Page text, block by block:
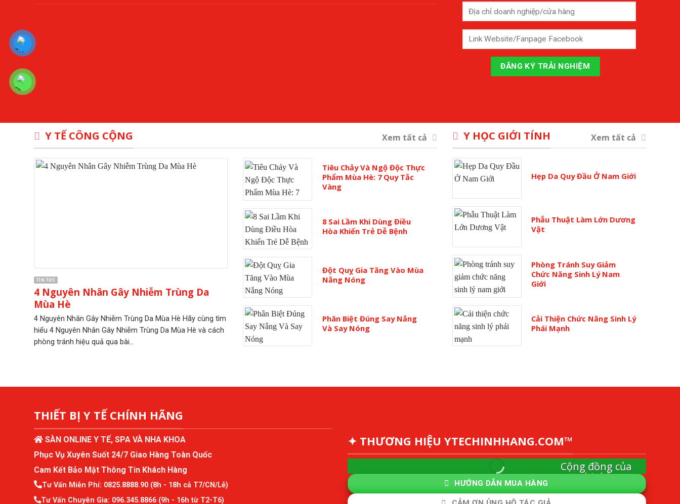
Y TẾ CÔNG CỘNG Xem tất cả
TIN TỨC
4 Nguyên Nhân Gây Nhiễm Trùng Da
Mùa Hè
4 Nguyên Nhân Gây Nhiễm Trùng Da Mùa Hè Hãy cùng tìm
hiểu 4 Nguyên Nhân Gây Nhiễm Trùng Da Mùa Hè và cách
phòng tránh hiệu quả qua bài...
Tiêu Chảy Và Ngộ Độc Thực
Phẩm Mùa Hè: 7 Quy Tắc
Vàng
8 Sai Lầm Khi Dùng Điều
Hòa Khiến Trẻ Dễ Bệnh
Đột Quỵ Gia Tăng Vào Mùa
Nắng Nóng
Phân Biệt Đúng Say Nắng
Và Say Nóng
Y HỌC GIỚI TÍNH Xem tất cả
Hẹp Da Quy Đầu Ở Nam Giới
Phẫu Thuật Làm Lớn Dương
Vật
Phòng Tránh Suy Giảm
Chức Năng Sinh Lý Nam
Giới
Cải Thiện Chức Năng Sinh Lý
Phái Mạnh
THIẾT BỊ Y TẾ CHÍNH HÃNG
SÀN ONLINE Y TẾ, SPA VÀ NHA KHOA
Phục Vụ Xuyên Suốt 24/7 Giao Hàng Toàn Quốc
Cam Kết Bảo Mật Thông Tin Khách Hàng
Tư Vấn Miễn Phí: 0825.8888.90 (8h - 18h cả T7/CN/Lễ)
Tư Vấn Chuyên Gia: 096.345.8866 (9h - 16h từ T2-T6)
✦ THƯƠNG HIỆU YTECHINHHANG.COM™
Cộng đồng của
ytechinhhang
HƯỚNG DẪN MUA HÀNG